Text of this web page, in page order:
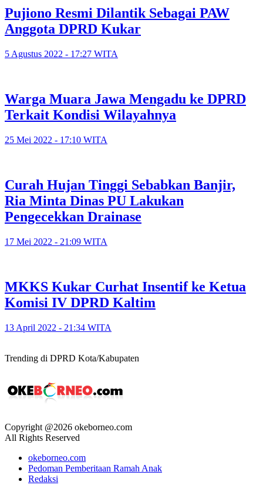
Pujiono Resmi Dilantik Sebagai PAW
Anggota DPRD Kukar
5 Agustus 2022 - 17:27 WITA
Warga Muara Jawa Mengadu ke DPRD
Terkait Kondisi Wilayahnya
25 Mei 2022 - 17:10 WITA
Curah Hujan Tinggi Sebabkan Banjir,
Ria Minta Dinas PU Lakukan
Pengecekkan Drainase
17 Mei 2022 - 21:09 WITA
MKKS Kukar Curhat Insentif ke Ketua
Komisi IV DPRD Kaltim
13 April 2022 - 21:34 WITA
Trending di DPRD Kota/Kabupaten
Copyright @2026 okeborneo.com
All Rights Reserved
okeborneo.com
Pedoman Pemberitaan Ramah Anak
Redaksi